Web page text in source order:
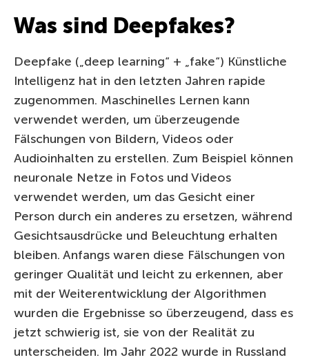
Was sind Deepfakes?
Deepfake („deep learning“ + „fake“) Künstliche
Intelligenz hat in den letzten Jahren rapide
zugenommen. Maschinelles Lernen kann
verwendet werden, um überzeugende
Fälschungen von Bildern, Videos oder
Audioinhalten zu erstellen. Zum Beispiel können
neuronale Netze in Fotos und Videos
verwendet werden, um das Gesicht einer
Person durch ein anderes zu ersetzen, während
Gesichtsausdrücke und Beleuchtung erhalten
bleiben. Anfangs waren diese Fälschungen von
geringer Qualität und leicht zu erkennen, aber
mit der Weiterentwicklung der Algorithmen
wurden die Ergebnisse so überzeugend, dass es
jetzt schwierig ist, sie von der Realität zu
unterscheiden. Im Jahr 2022 wurde in Russland